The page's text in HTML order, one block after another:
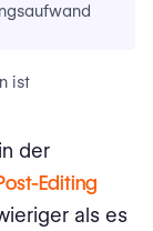
ist
der
Editing
als es